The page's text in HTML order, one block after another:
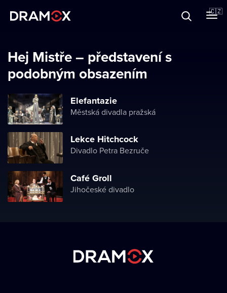
🇨🇿
Registrujte se
Hej Mistře – představení s
podobným obsazením
Elefantazie
Městská divadla pražská
Lekce Hitchcock
Divadlo Petra Bezruče
Café Groll
Jihočeské divadlo